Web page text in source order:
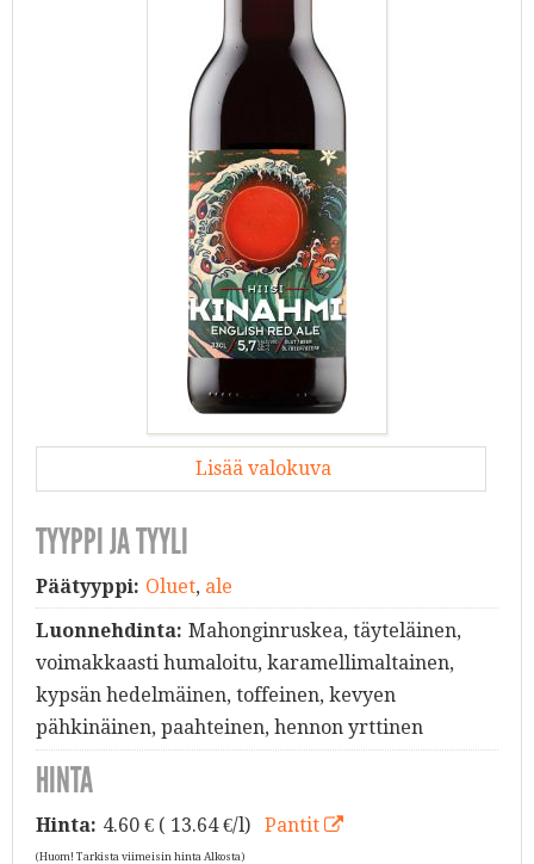
Lisää valokuva
TYYPPI JA TYYLI
Päätyyppi: Oluet, ale
Luonnehdinta: Mahonginruskea, täyteläinen,
voimakkaasti humaloitu, karamellimaltainen,
kypsän hedelmäinen, toffeinen, kevyen
pähkinäinen, paahteinen, hennon yrttinen
HINTA
Hinta: 4.60€ ( 13.64 €/l) Pantit
(Huom! Tarkista viimeisin hinta Alkosta)